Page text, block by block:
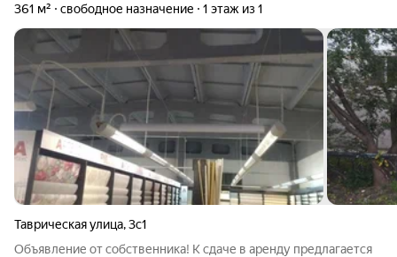
361 м² свободное назначение 1 этаж из 1
Таврическая улица,3с1
Объявление от собственника! К сдаче в аренду предлагается